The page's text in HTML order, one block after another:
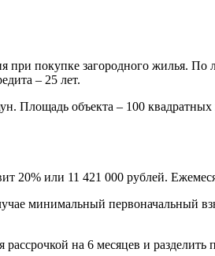
покупке загородного жилья. По
– 25 лет.
Площадь объекта – 100
20% или 11 421 000 рублей.
минимальный первоначальный
на 6 месяцев и